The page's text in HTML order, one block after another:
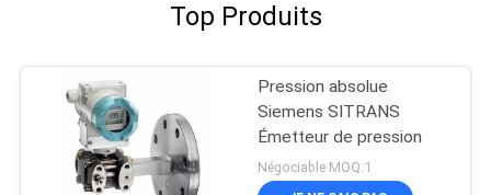
Top Produits
Pression absolue
Siemens SITRANS
Émetteur de pression
Négociable MOQ:1